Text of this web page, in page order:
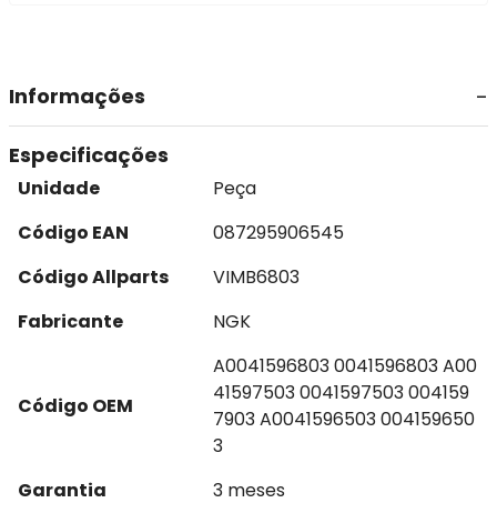
Informações
Especificações
Unidade
Peça
Código EAN
087295906545
Código Allparts
VIMB6803
Fabricante
NGK
Código OEM
A0041596803 0041596803 A00
41597503 0041597503 004159
7903 A0041596503 004159650
3
Garantia
3 meses